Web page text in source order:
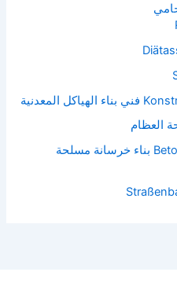
العظام
اوسبيلدونغ نجار الباطون Beton- und بناء خرسانة مسلحة